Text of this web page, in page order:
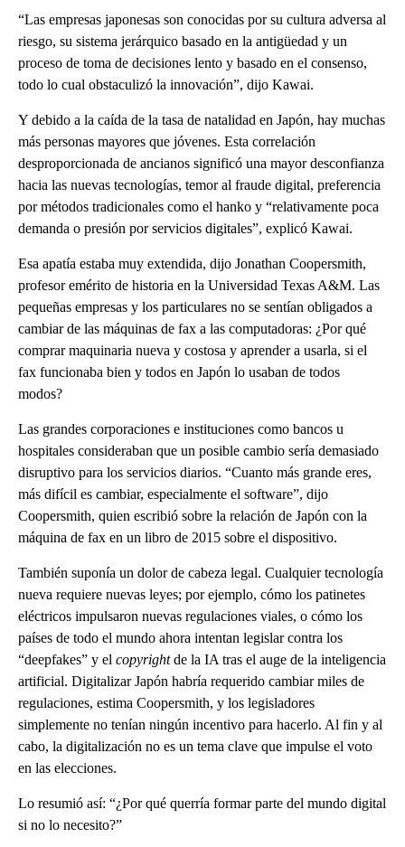
“Las empresas japonesas son conocidas por su cultura adversa al
riesgo, su sistema jerárquico basado en la antigüedad y un
proceso de toma de decisiones lento y basado en el consenso,
todo lo cual obstaculizó la innovación”, dijo Kawai.
Y debido a la caída de la tasa de natalidad en Japón, hay muchas
más personas mayores que jóvenes. Esta correlación
desproporcionada de ancianos significó una mayor desconfianza
hacia las nuevas tecnologías, temor al fraude digital, preferencia
por métodos tradicionales como el hanko y “relativamente poca
demanda o presión por servicios digitales”, explicó Kawai.
Esa apatía estaba muy extendida, dijo Jonathan Coopersmith,
profesor emérito de historia en la Universidad Texas A&M. Las
pequeñas empresas y los particulares no se sentían obligados a
cambiar de las máquinas de fax a las computadoras: ¿Por qué
comprar maquinaria nueva y costosa y aprender a usarla, si el
fax funcionaba bien y todos en Japón lo usaban de todos
modos?
Las grandes corporaciones e instituciones como bancos u
hospitales consideraban que un posible cambio sería demasiado
disruptivo para los servicios diarios. “Cuanto más grande eres,
más difícil es cambiar, especialmente el software”, dijo
Coopersmith, quien escribió sobre la relación de Japón con la
máquina de fax en un libro de 2015 sobre el dispositivo.
También suponía un dolor de cabeza legal. Cualquier tecnología
nueva requiere nuevas leyes; por ejemplo, cómo los patinetes
eléctricos impulsaron nuevas regulaciones viales, o cómo los
países de todo el mundo ahora intentan legislar contra los
“deepfakes” y el copyrightde la IA tras el auge de la inteligencia
artificial. Digitalizar Japón habría requerido cambiar miles de
regulaciones, estima Coopersmith, y los legisladores
simplemente no tenían ningún incentivo para hacerlo. Al fin y al
cabo, la digitalización no es un tema clave que impulse el voto
en las elecciones.
Lo resumió así: “¿Por qué querría formar parte del mundo digital
si no lo necesito?”